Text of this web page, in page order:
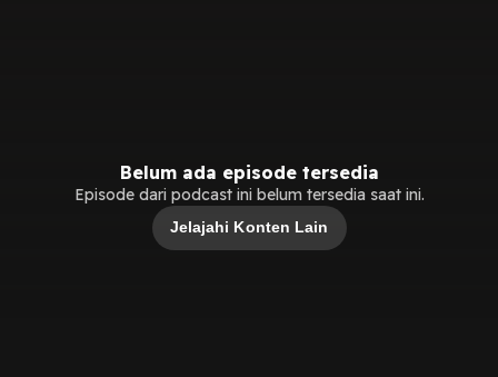
Belum ada episode tersedia
Episode dari podcast ini belum tersedia saat ini.
Jelajahi Konten Lain